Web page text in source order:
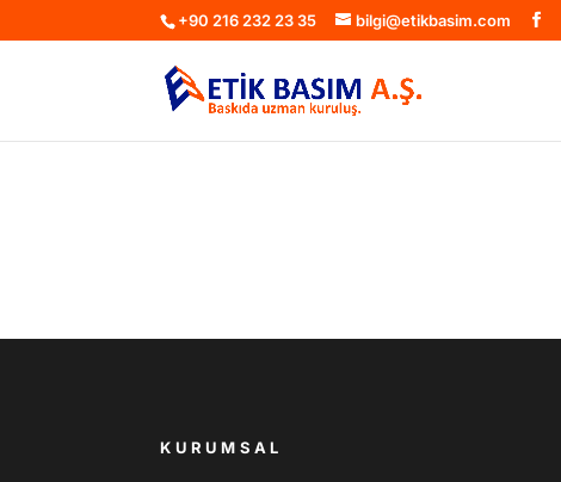
+90 216 232 23 35 bilgi@etikbasim.com
KURUMSAL